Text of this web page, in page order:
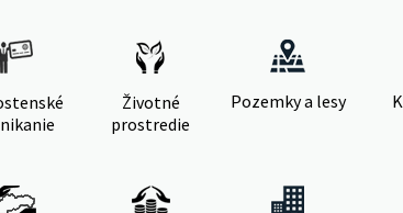
Životné
prostredie
Pozemky a lesy